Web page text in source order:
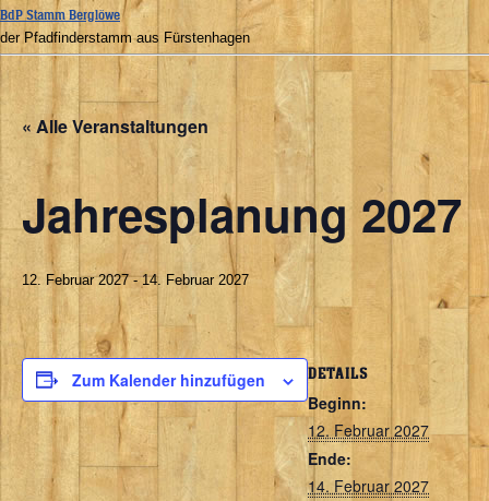
BdP Stamm Berglöwe
der Pfadfinderstamm aus Fürstenhagen
« Alle Veranstaltungen
Jahresplanung 2027
12. Februar 2027-14. Februar 2027
Zum Kalender hinzufügen DETAILS
Beginn:
12. Februar 2027
Ende:
14. Februar 2027